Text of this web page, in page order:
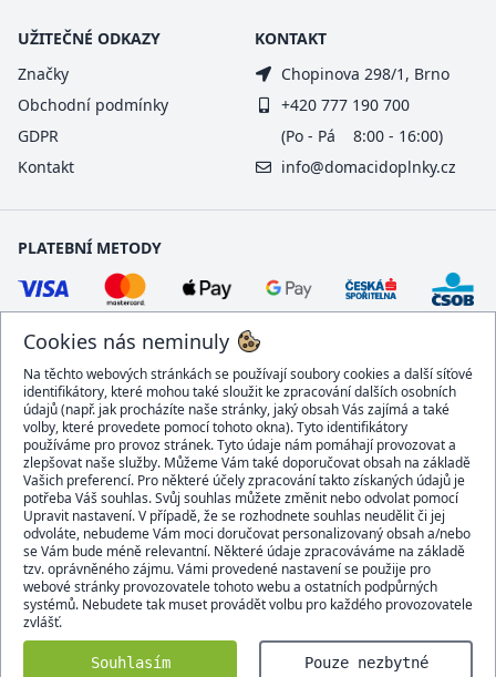
Cookies nás neminuly
Na těchto webových stránkách se používají soubory cookies a další síťové
identifikátory, které mohou také sloužit ke zpracování dalších osobních
údajů (např. jak procházíte naše stránky, jaký obsah Vás zajímá a také
volby, které provedete pomocí tohoto okna). Tyto identifikátory
používáme pro provoz stránek. Tyto údaje nám pomáhají provozovat a
zlepšovat naše služby. Můžeme Vám také doporučovat obsah na základě
Vašich preferencí. Pro některé účely zpracování takto získaných údajů je
potřeba Váš souhlas. Svůj souhlas můžete změnit nebo odvolat pomocí
Upravit nastavení. V případě, že se rozhodnete souhlas neudělit či jej
odvoláte, nebudeme Vám moci doručovat personalizovaný obsah a/nebo
se Vám bude méně relevantní. Některé údaje zpracováváme na základě
tzv. oprávněného zájmu. Vámi provedené nastavení se použije pro
webové stránky provozovatele tohoto webu a ostatních podpůrných
systémů. Nebudete tak muset provádět volbu pro každého provozovatele
zvlášť.
Souhlasím Pouze nezbytné
UŽITEČNÉ ODKAZY
Značky
Obchodní podmínky
GDPR
Kontakt
KONTAKT
Chopinova 298/1, Brno
+420 777 190 700
(Po - Pá 8:00 - 16:00)
info@domacidoplnky.cz
PLATEBNÍ METODY
DOPRAVCI
BEZPEČNÝ OBCHOD
Domacidoplnky.cz © 2007 - 2026
Všechna práva vyhrazena.